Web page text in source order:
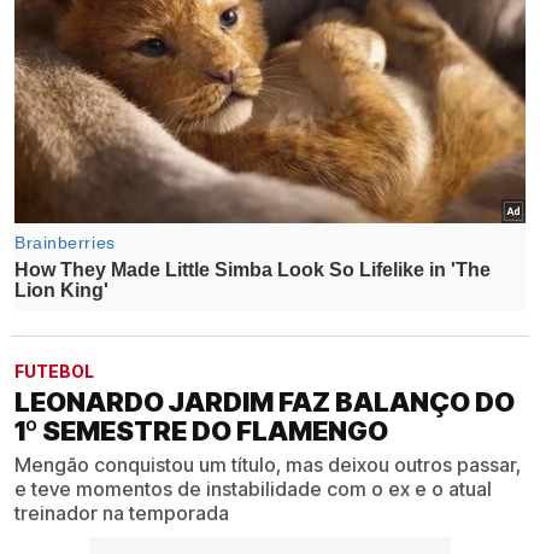
FUTEBOL
LEONARDO JARDIM FAZ BALANÇO DO
1º SEMESTRE DO FLAMENGO
Mengão conquistou um título, mas deixou outros passar,
e teve momentos de instabilidade com o ex e o atual
treinador na temporada